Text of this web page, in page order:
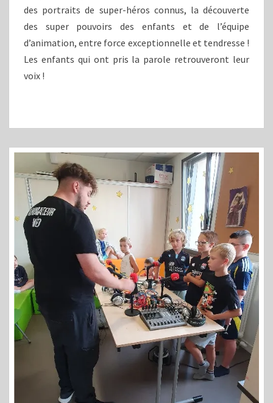
des portraits de super-héros connus, la découverte
des super pouvoirs des enfants et de l’équipe
d’animation, entre force exceptionnelle et tendresse !
Les enfants qui ont pris la parole retrouveront leur
voix !